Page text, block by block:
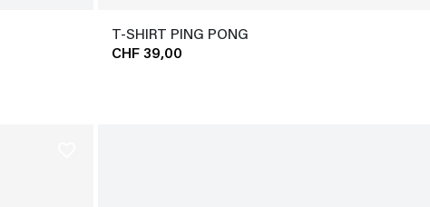
T-SHIRT PING PONG
CHF 39,00